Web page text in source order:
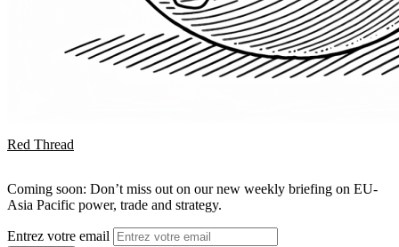
Red Thread
Coming soon: Don’t miss out on our new weekly briefing on EU-
Asia Pacific power, trade and strategy.
Entrez votre email